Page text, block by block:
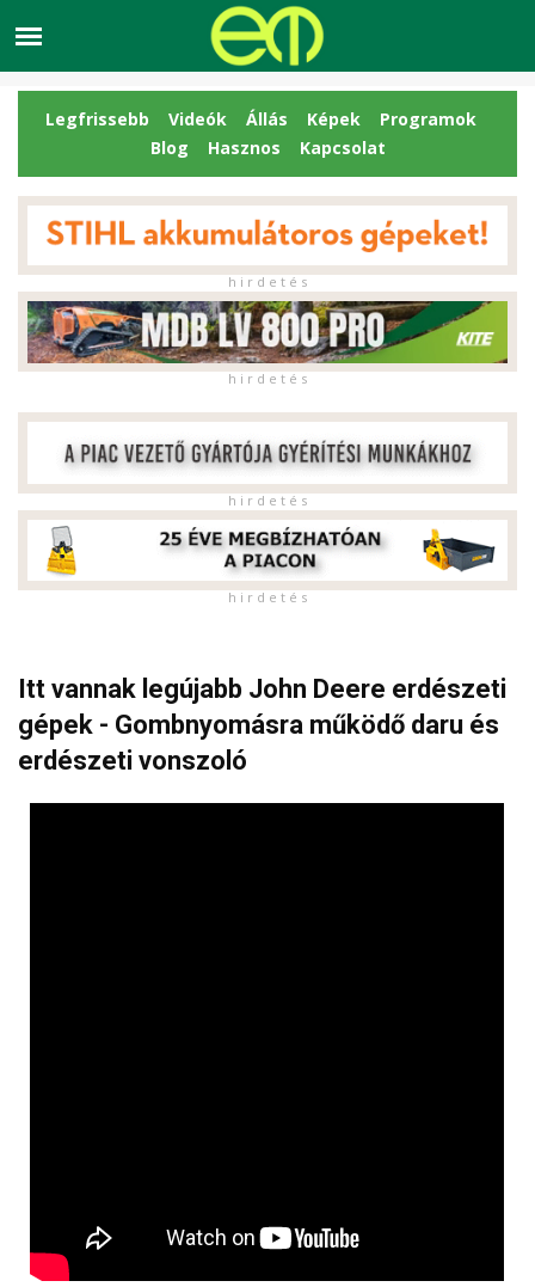
Legfrissebb Videók Állás Képek
Programok
Blog
Hasznos Kapcsolat
h i r d e t é s
h i r d e t é s
h i r d e t é s
h i r d e t é s
Itt vannak legújabb John Deere erdészeti
gépek - Gombnyomásra működő daru és
erdészeti vonszoló